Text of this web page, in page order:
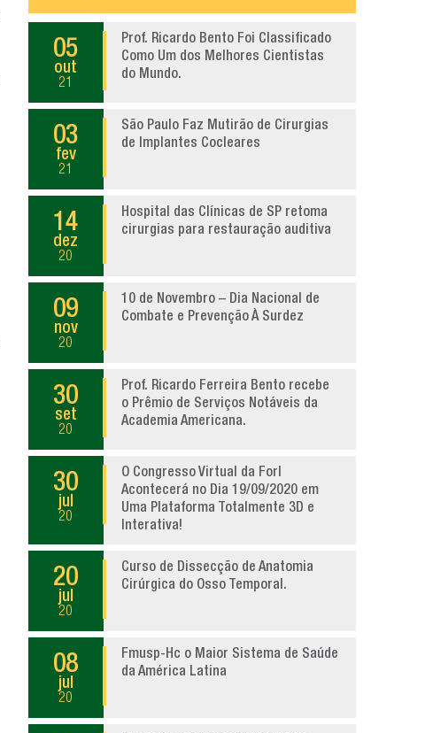
05
out
21
Prof. Ricardo Bento Foi Classificado
Como Um dos Melhores Cientistas
do Mundo.
03
fev
21
São Paulo Faz Mutirão de Cirurgias
de Implantes Cocleares
14
dez
20
Hospital das Clínicas de SP retoma
cirurgias para restauração auditiva
09
nov
20
10 de Novembro – Dia Nacional de
Combate e Prevenção À Surdez
30
set
20
Prof. Ricardo Ferreira Bento recebe
o Prêmio de Serviços Notáveis da
Academia Americana.
30
jul
20
O Congresso Virtual da Forl
Acontecerá no Dia 19/09/2020 em
Uma Plataforma Totalmente 3D e
Interativa!
20
jul
20
Curso de Dissecção de Anatomia
Cirúrgica do Osso Temporal.
08
jul
20
Fmusp-Hc o Maior Sistema de Saúde
da América Latina